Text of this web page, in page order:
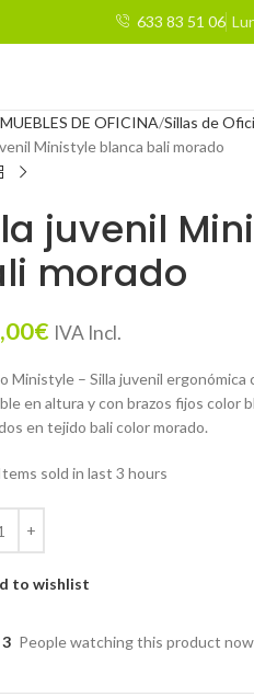
633 83 51 06
MUEBLES DE OFICINA Sillas de
Ministyle blanca bali morado
juvenil
morado
€ IVA Incl.
Ministyle – Silla juvenil ergonómica
en altura y con brazos fijos color
en tejido bali color morado.
sold in last 3 hours
to wishlist
3 People watching this product